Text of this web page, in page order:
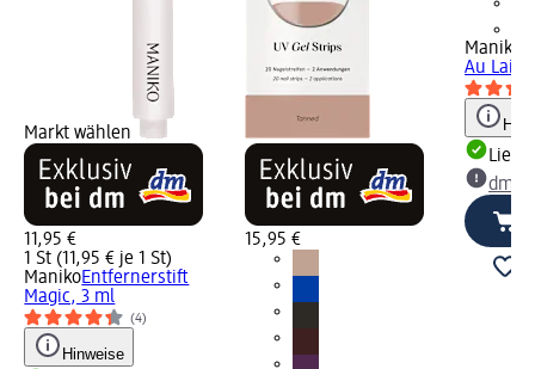
Markt wählen
11,95 €
1 St (11,95 € je 1 St)
ManikoEntfernerstift
Magic, 3 ml
(4)
Hinweise
15,95 €
Maniko
Au Lait,
dm